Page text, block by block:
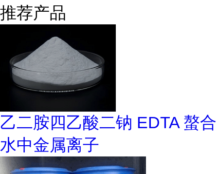
推荐产品
乙二胺四乙酸二钠 EDTA 螯合
水中金属离子